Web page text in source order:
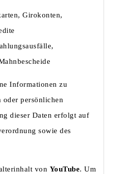
Girokonten,
Informationen zu
oder persönlichen
dieser Daten erfolgt auf
sowie des
von YouTube. Um